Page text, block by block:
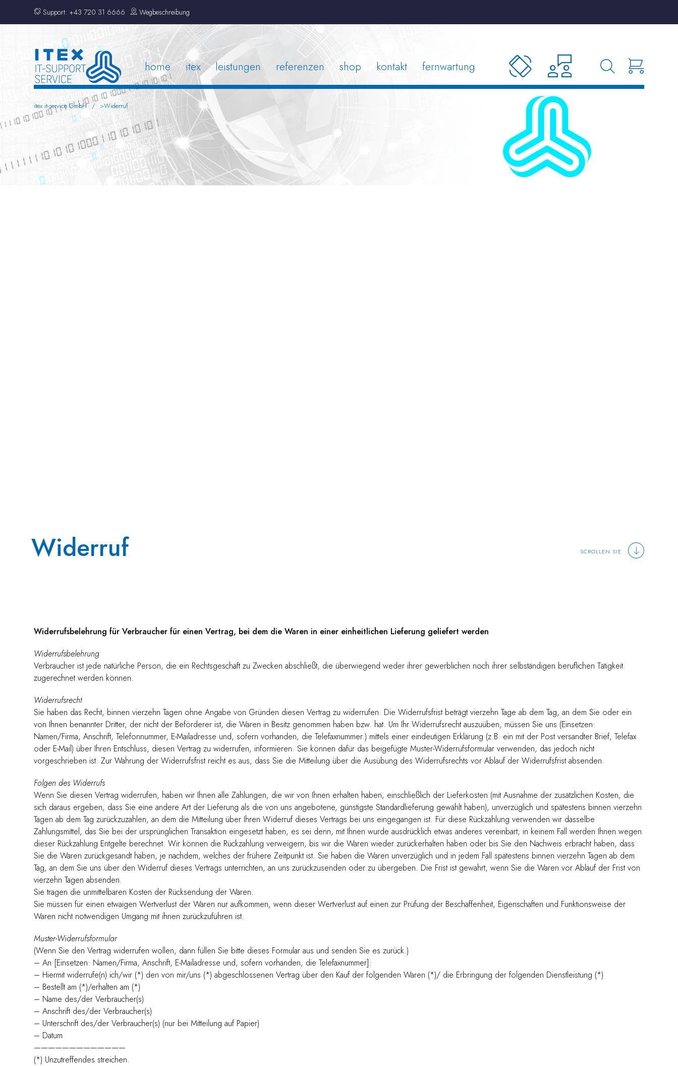
Support: +43 720 31 6666 Wegbeschreibung
home itex leistungen referenzen shop kontakt fernwartung
itex it-service GmbH >Widerruf
Widerruf SCROLLEN SIE
Widerrufsbelehrung für Verbraucher für einen Vertrag, bei dem die Waren in einer einheitlichen Lieferung geliefert werden
Widerrufsbelehrung
Verbraucher ist jede natürliche Person, die ein Rechtsgeschäft zu Zwecken abschließt, die überwiegend weder ihrer gewerblichen noch ihrer selbständigen beruflichen Tätigkeit
zugerechnet werden können.
Widerrufsrecht
Sie haben das Recht, binnen vierzehn Tagen ohne Angabe von Gründen diesen Vertrag zu widerrufen. Die Widerrufsfrist beträgt vierzehn Tage ab dem Tag, an dem Sie oder ein
von Ihnen benannter Dritter, der nicht der Beförderer ist, die Waren in Besitz genommen haben bzw. hat. Um Ihr Widerrufsrecht auszuüben, müssen Sie uns (Einsetzen:
Namen/Firma, Anschrift, Telefonnummer, E-Mailadresse und, sofern vorhanden, die Telefaxnummer.) mittels einer eindeutigen Erklärung (z.B. ein mit der Post versandter Brief, Telefax
oder E-Mail) über Ihren Entschluss, diesen Vertrag zu widerrufen, informieren. Sie können dafür das beigefügte Muster-Widerrufsformular verwenden, das jedoch nicht
vorgeschrieben ist. Zur Wahrung der Widerrufsfrist reicht es aus, dass Sie die Mitteilung über die Ausübung des Widerrufsrechts vor Ablauf der Widerrufsfrist absenden.
Folgen des Widerrufs
Wenn Sie diesen Vertrag widerrufen, haben wir Ihnen alle Zahlungen, die wir von Ihnen erhalten haben, einschließlich der Lieferkosten (mit Ausnahme der zusätzlichen Kosten, die
sich daraus ergeben, dass Sie eine andere Art der Lieferung als die von uns angebotene, günstigste Standardlieferung gewählt haben), unverzüglich und spätestens binnen vierzehn
Tagen ab dem Tag zurückzuzahlen, an dem die Mitteilung über Ihren Widerruf dieses Vertrags bei uns eingegangen ist. Für diese Rückzahlung verwenden wir dasselbe
Zahlungsmittel, das Sie bei der ursprünglichen Transaktion eingesetzt haben, es sei denn, mit Ihnen wurde ausdrücklich etwas anderes vereinbart; in keinem Fall werden Ihnen wegen
dieser Rückzahlung Entgelte berechnet. Wir können die Rückzahlung verweigern, bis wir die Waren wieder zurückerhalten haben oder bis Sie den Nachweis erbracht haben, dass
Sie die Waren zurückgesandt haben, je nachdem, welches der frühere Zeitpunkt ist. Sie haben die Waren unverzüglich und in jedem Fall spätestens binnen vierzehn Tagen ab dem
Tag, an dem Sie uns über den Widerruf dieses Vertrags unterrichten, an uns zurückzusenden oder zu übergeben. Die Frist ist gewahrt, wenn Sie die Waren vor Ablauf der Frist von
vierzehn Tagen absenden.
Sie tragen die unmittelbaren Kosten der Rücksendung der Waren.
Sie müssen für einen etwaigen Wertverlust der Waren nur aufkommen, wenn dieser Wertverlust auf einen zur Prüfung der Beschaffenheit, Eigenschaften und Funktionsweise der
Waren nicht notwendigen Umgang mit ihnen zurückzuführen ist.
Muster-Widerrufsformular
(Wenn Sie den Vertrag widerrufen wollen, dann füllen Sie bitte dieses Formular aus und senden Sie es zurück.)
– An [Einsetzen: Namen/Firma, Anschrift, E-Mailadresse und, sofern vorhanden, die Telefaxnummer]:
– Hiermit widerrufe(n) ich/wir (*) den von mir/uns (*) abgeschlossenen Vertrag über den Kauf der folgenden Waren (*)/ die Erbringung der folgenden Dienstleistung (*)
– Bestellt am (*)/erhalten am (*)
– Name des/der Verbraucher(s)
– Anschrift des/der Verbraucher(s)
– Unterschrift des/der Verbraucher(s) (nur bei Mitteilung auf Papier)
– Datum
—————————————
(*) Unzutreffendes streichen.